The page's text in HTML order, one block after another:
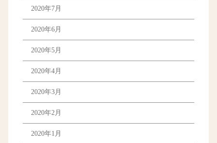
2020年7月
2020年6月
2020年5月
2020年4月
2020年3月
2020年2月
2020年1月